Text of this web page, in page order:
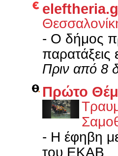
- Ο δήμος
παρατάξεις
Πριν από 8
Πρώτο
- Η έφηβη
του ΕΚΑΒ